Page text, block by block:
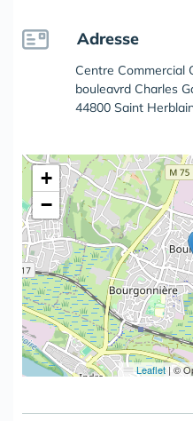
Adresse
Centre Commercial
bouleavrd Charles
44800 Saint
+
−
Leaflet|©